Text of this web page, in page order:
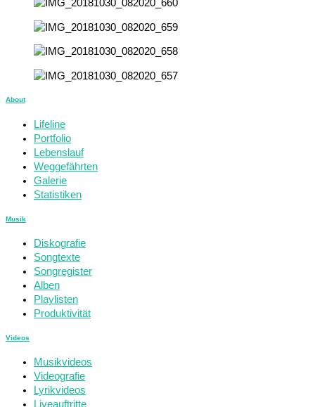
About
Lifeline
Portfolio
Lebenslauf
Weggefährten
Galerie
Statistiken
Musik
Diskografie
Songtexte
Songregister
Alben
Playlisten
Produktivität
Videos
Musikvideos
Videografie
Lyrikvideos
Liveauftritte